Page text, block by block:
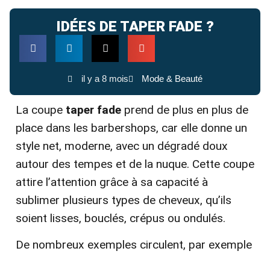
IDÉES DE TAPER FADE ?
il y a 8 mois Mode & Beauté
La coupe taper fade prend de plus en plus de
place dans les barbershops, car elle donne un
style net, moderne, avec un dégradé doux
autour des tempes et de la nuque. Cette coupe
attire l’attention grâce à sa capacité à
sublimer plusieurs types de cheveux, qu’ils
soient lisses, bouclés, crépus ou ondulés.
De nombreux exemples circulent, par exemple